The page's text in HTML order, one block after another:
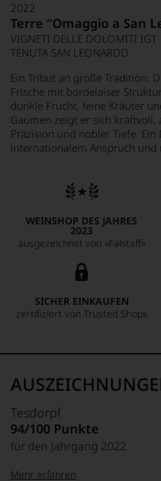
2022
Terre “Omaggio a San
VIGNETI DELLE DOLOMITI IGT
TENUTA SAN LEONARDO
Ein Tribut an große Tradition:
Frische mit bordelaiser
dunkle Frucht, feine Kräuter
Gaumen zeigt er sich
Präzision und nobler Tiefe.
internationalem Anspruch und
WEINSHOP DES JAHRES
2023
ausgezeichnet von »Falstaff«
SICHER EINKAUFEN
zertifiziert von Trusted Shops
Tesdorpf
94/100 Punkte
für den Jahrgang 2022
Mehr erfahren